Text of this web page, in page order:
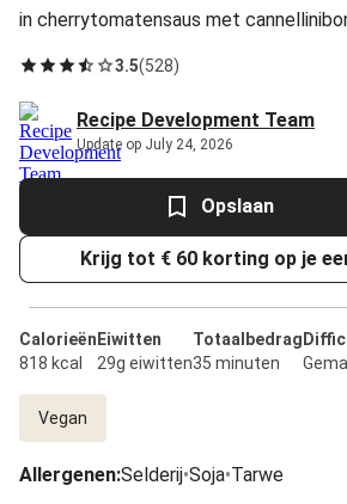
in cherrytomatensaus met
3.5(528)
Recipe Development Team
Update op July 24, 2026
Opslaan
Krijg tot € 60 korting op je
Calorieën
818 kcal
Eiwitten
29g eiwitten
Totaalbedrag
35 minuten
Vegan
Allergenen:Selderij•Soja•Tarwe